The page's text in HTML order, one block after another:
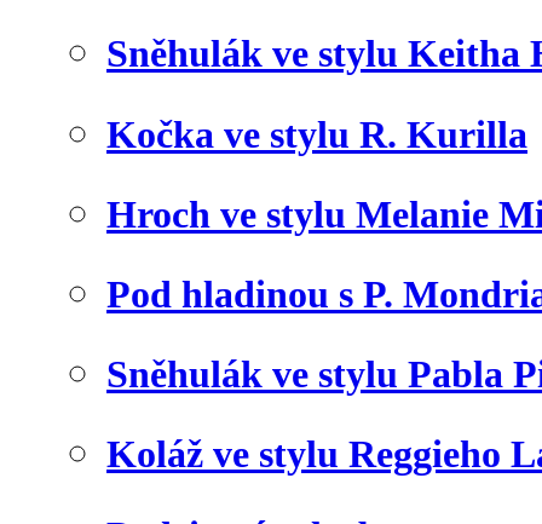
Sněhulák ve stylu Keitha
Kočka ve stylu R. Kurilla
Hroch ve stylu Melanie
Pod hladinou s P.
Sněhulák ve stylu Pabla
Koláž ve stylu Reggieho